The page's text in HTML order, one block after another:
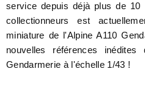
service depuis déjà plus de
collectionneurs est
miniature de l'Alpine A110
nouvelles références
Gendarmerie à l'échelle 1/43 !